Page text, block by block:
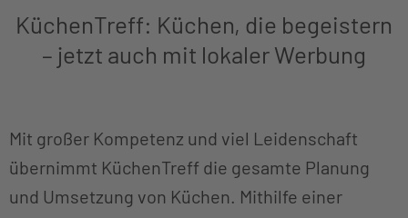
KüchenTreff: Küchen, die begeistern
– jetzt auch mit lokaler Werbung
Mit großer Kompetenz und viel Leidenschaft
übernimmt KüchenTreff die gesamte Planung
und Umsetzung von Küchen. Mithilfe einer